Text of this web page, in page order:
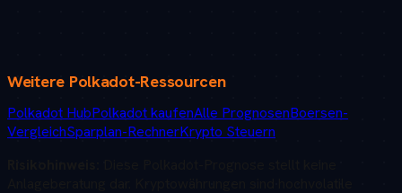
Weitere Polkadot-Ressourcen
Polkadot HubPolkadot kaufenAlle PrognosenBoersen-
VergleichSparplan-RechnerKrypto Steuern